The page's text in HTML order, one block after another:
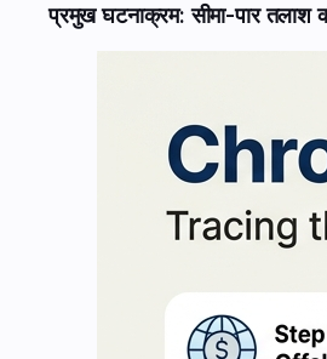
प्रमुख घटनाक्रम: सीमा-पार तलाश